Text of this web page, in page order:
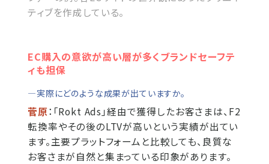
ティブを作成している。
EC購入の意欲が高い層が多くブランドセーフテ
ィも担保
―実際にどのような成果が出ていますか。
菅原：「Rokt Ads」経由で獲得したお客さまは、F2
転換率やその後のLTVが高いという実績が出てい
ます。主要プラットフォームと比較しても、良質な
お客さまが自然と集まっている印象があります。